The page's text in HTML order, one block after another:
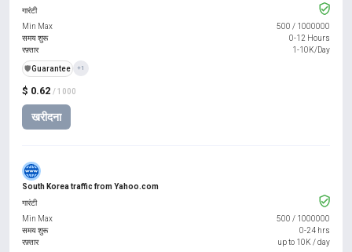
$ 0.62 / 1000
खरीदना
गारंटी
Min Max
500 / 1000000
समय शुरू
0-12 Hours
रफ़्तार
1-10K/Day
️🛡️Guarantee +1
South Korea traffic from Yahoo.com
गारंटी
Min Max
500 / 1000000
समय शुरू
0-24 hrs
रफ़्तार
up to 10K / day